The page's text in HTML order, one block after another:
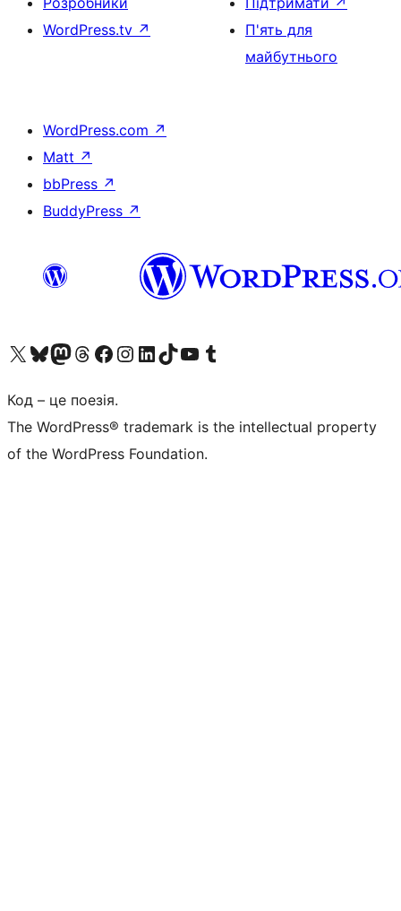
WordPress.tv ↗
П'ять для
майбутнього
WordPress.com ↗
Matt ↗
bbPress ↗
BuddyPress ↗
Visit our X (formerly Twitter) account
Visit our Bluesky account
Завітайте до нашої стрічки в Mastodon
Visit our Threads account
Завітайте на нашу сторінку в Facebook
Visit our Instagram account
Visit our LinkedIn account
Visit our TikTok account
Visit our YouTube channel
Visit our Tumblr account
Код – це поезія.
The WordPress® trademark is the intellectual property
of the WordPress Foundation.